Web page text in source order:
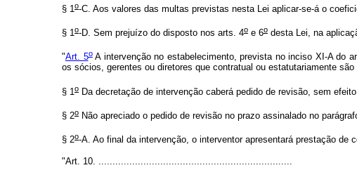
§ 1o-C. Aos valores das multas previstas nesta Lei aplicar-se-á o
§ 1 o-D. Sem prejuízo do disposto nos arts. 4o e 6o desta Lei, na
"Art. 5oA intervenção no estabelecimento, prevista no inciso XI-A do
os sócios, gerentes ou diretores que contratual ou estatutariamente
§ 1o Da decretação de intervenção caberá pedido de revisão, sem
§ 2o Não apreciado o pedido de revisão no prazo assinalado no
§ 2o-A. Ao final da intervenção, o interventor apresentará prestação de
"Art. 10. .....................................................................